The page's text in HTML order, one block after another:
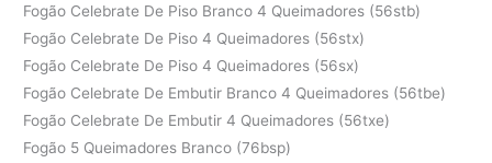
Fogão Celebrate De Piso Branco 4 Queimadores (56stb)
Fogão Celebrate De Piso 4 Queimadores (56stx)
Fogão Celebrate De Piso 4 Queimadores (56sx)
Fogão Celebrate De Embutir Branco 4 Queimadores (56tbe)
Fogão Celebrate De Embutir 4 Queimadores (56txe)
Fogão 5 Queimadores Branco (76bsp)